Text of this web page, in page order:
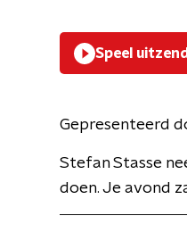
Speel
Gepresenteerd
Stefan Stasse
doen. Je avond